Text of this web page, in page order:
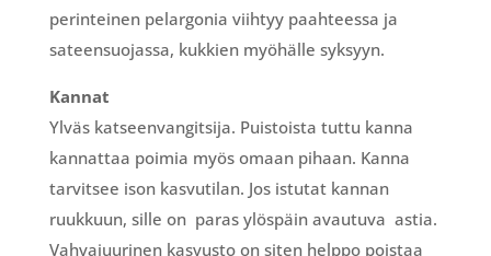
perinteinen pelargonia viihtyy paahteessa ja
sateensuojassa, kukkien myöhälle syksyyn.
Kannat
Ylväs katseenvangitsija. Puistoista tuttu kanna
kannattaa poimia myös omaan pihaan. Kanna
tarvitsee ison kasvutilan. Jos istutat kannan
ruukkuun, sille on paras ylöspäin avautuva astia.
Vahvajuurinen kasvusto on siten helppo poistaa